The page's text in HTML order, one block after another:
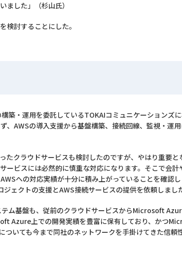
ました」（杉山氏）
検討することにした。
築・運用を委託しているTOKAIコミュニケーションズ
AWSの導入支援から基盤構築、接続回線、監視・運
クラウドサービスも検討したのですが、やはり重要と
ビスには必然的に慎重な対応になります。そこで会
への対応実績が十分に積み上がっていることを確認
ェクトの支援とAWS接続サービスの提供を依頼しまし
ム基盤も、従前のクラウドサービスからMicrosoft
Azure上での開発実績を豊富に保有しており、かつ
いても今まで同社のネットワークを手掛けてきた信頼